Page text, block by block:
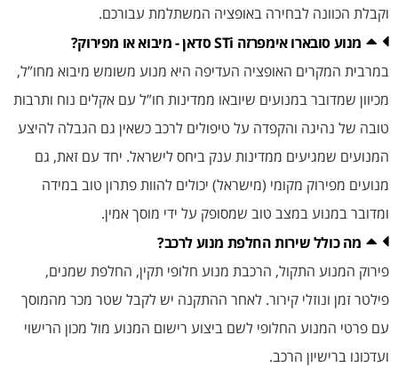
וקבלת הכוונה לבחירה באופציה המשתלמת עבורכם.
מנוע סובארו אימפרזה STi סדאן - מיבוא או מפירוק?
במרבית המקרים האופציה העדיפה היא מנוע משומש מיבוא מחו”ל,
מכיוון שמדובר במנועים שיובאו ממדינות חו”ל עם אקלים נוח ותרבות
טובה של נהיגה והקפדה על טיפולים לרכב כשאין גם הגבלה להיצע
המנועים שמגיעים ממדינות ענק ביחס לישראל. יחד עם זאת, גם
מנועים מפירוק מקומי (מישראל) יכולים להוות פתרון טוב במידה
ומדובר במנוע במצב טוב שמסופק על ידי מוסך אמין.
מה כולל שירות החלפת מנוע לרכב?
פירוק המנוע התקול, הרכבת מנוע חלופי תקין, החלפת שמנים,
פילטר זמן ונוזלי קירור. לאחר ההתקנה יש לקבל שטר מכר מהמוסך
עם פרטי המנוע החלופי לשם ביצוע רישום המנוע מול מכון הרישוי
ועדכונו ברישיון הרכב.